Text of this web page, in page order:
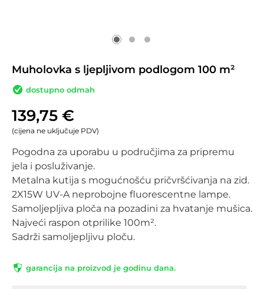
Muholovka s ljepljivom podlogom 100 m²
dostupno odmah
139,75 €
(cijena ne uključuje PDV)
Pogodna za uporabu u područjima za pripremu
jela i posluživanje.
Metalna kutija s mogućnošću pričvršćivanja na zid.
2X15W UV-A neprobojne fluorescentne lampe.
Samoljepljiva ploča na pozadini za hvatanje mušica.
Najveći raspon otprilike 100m².
Sadrži samoljepljivu ploču.
garancija na proizvod je godinu dana.